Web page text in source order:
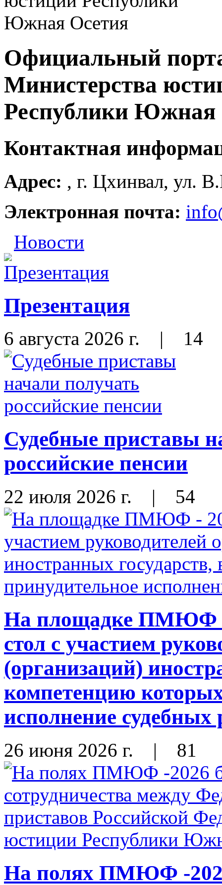
Официальный
Министерства
Республики Южная
Контактная
Адрес: , г. Цхинвал, ул.
Электронная почта:
Новости
Презентация
6 августа 2026 г. | 14
Судебные приставы
российские пенсии
22 июля 2026 г. | 54
На площадке ПМЮФ -
стол с участием
(организаций)
компетенцию
исполнение
26 июня 2026 г. | 81
На полях ПМЮФ -